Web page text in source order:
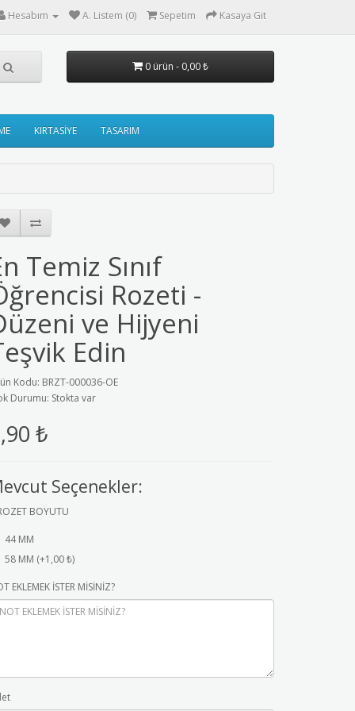
Hesabım A. Listem (0) Sepetim Kasaya Git
0 ürün - 0,00 ₺
KIRTASİYE TASARIM
Temiz Sınıf
Rozeti -
ve Hijyeni
Edin
Kodu: BRZT-000036-OE
Durumu: Stokta var
₺
Seçenekler:
BOYUTU
44 MM
58 MM (+1,00 ₺)
EKLEMEK İSTER MİSİNİZ?